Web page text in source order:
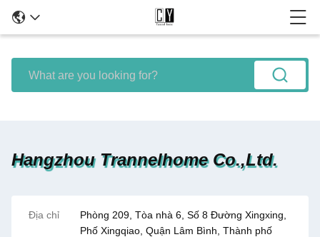
Hangzhou Trannelhome Co.,Ltd.
Địa chỉ
Phòng 209, Tòa nhà 6, Số 8 Đường Xingxing,
Phố Xingqiao, Quận Lâm Bình, Thành phố